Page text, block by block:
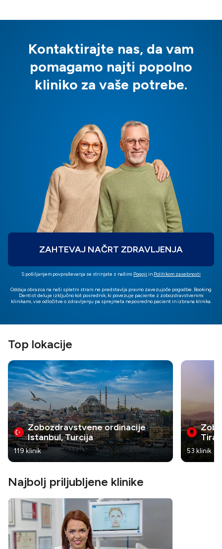
Kontaktirajte nas, da vam
pomagamo najti popolno
kliniko za vaše potrebe.
ZAHTEVAJ NAČRT ZDRAVLJENJA
S pošiljanjem povpraševanja se strinjate z našimi Pogoji in Politikom zasebnosti
Oddaja obrazca na naši spletni strani ne predstavlja pravno zavezujoče pogodbe. Booking
Dentist deluje izključno kot posrednik, ki povezuje paciente z zobozdravstvenimi
klinikami, vse odločitve o zdravljenju pa sprejmeta neposredno pacient in izbrana klinika.
Top lokacije
Zobozdravstvene ordinacije
Istanbul, Turcija
119 klinik 53 klinik
Najbolj priljubljene klinike